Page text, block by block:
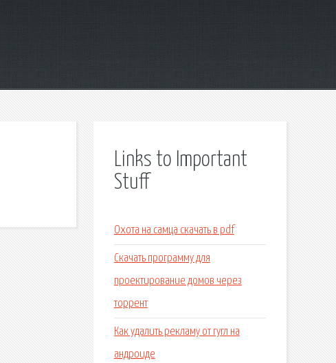
Links to Important
Stuff
Охота на самца скачать в pdf
Скачать программу для
проектирование домов через
торрент
Как удалить рекламу от гугл на
андроиде